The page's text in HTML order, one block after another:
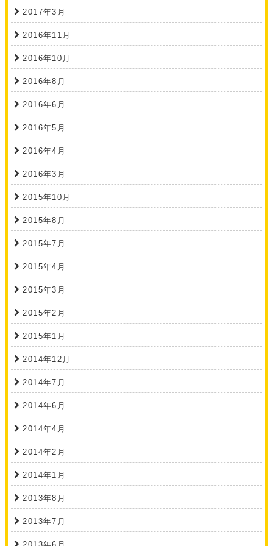
2017年3月
2016年11月
2016年10月
2016年8月
2016年6月
2016年5月
2016年4月
2016年3月
2015年10月
2015年8月
2015年7月
2015年4月
2015年3月
2015年2月
2015年1月
2014年12月
2014年7月
2014年6月
2014年4月
2014年2月
2014年1月
2013年8月
2013年7月